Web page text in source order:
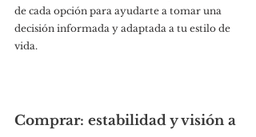
de cada opción para ayudarte a tomar una
decisión informada y adaptada a tu estilo de
vida.
Comprar: estabilidad y visión a